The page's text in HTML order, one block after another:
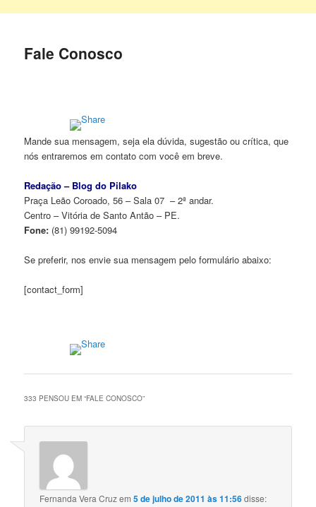
Fale Conosco
Mande sua mensagem, seja ela dúvida, sugestão ou crítica, que
nós entraremos em contato com você em breve.
Redação – Blog do Pilako
Praça Leão Coroado, 56 – Sala 07 – 2ª andar.
Centro – Vitória de Santo Antão – PE.
Fone: (81) 99192-5094
Se preferir, nos envie sua mensagem pelo formulário abaixo:
[contact_form]
333 PENSOU EM “FALE CONOSCO”
Fernanda Vera Cruzem5 de julho de 2011 às 11:56disse: